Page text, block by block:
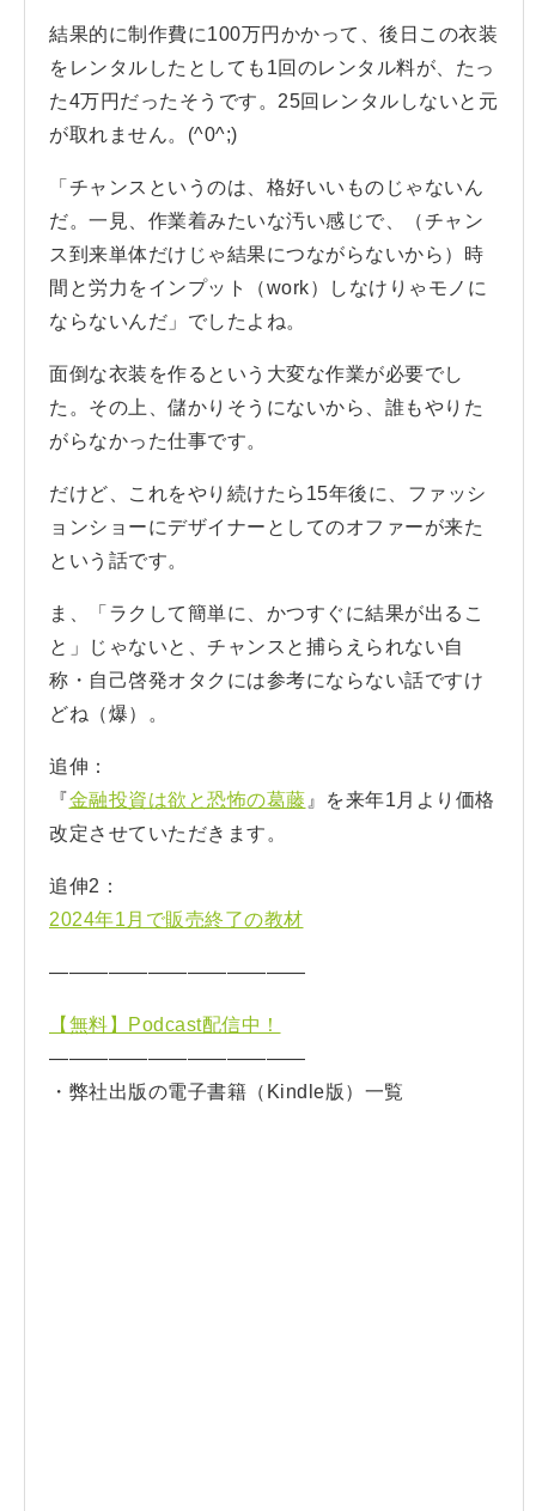
結果的に制作費に100万円かかって、後日この衣装
をレンタルしたとしても1回のレンタル料が、たっ
た4万円だったそうです。25回レンタルしないと元
が取れません。(^0^;)
「チャンスというのは、格好いいものじゃないん
だ。一見、作業着みたいな汚い感じで、（チャン
ス到来単体だけじゃ結果につながらないから）時
間と労力をインプット（work）しなけりゃモノに
ならないんだ」でしたよね。
面倒な衣装を作るという大変な作業が必要でし
た。その上、儲かりそうにないから、誰もやりた
がらなかった仕事です。
だけど、これをやり続けたら15年後に、ファッシ
ョンショーにデザイナーとしてのオファーが来た
という話です。
ま、「ラクして簡単に、かつすぐに結果が出るこ
と」じゃないと、チャンスと捕らえられない自
称・自己啓発オタクには参考にならない話ですけ
どね（爆）。
追伸：
『金融投資は欲と恐怖の葛藤 』を来年1月より価格
改定させていただきます。
追伸2：
2024年1月で販売終了の教材
—————————————
【無料】Podcast配信中！
—————————————
・弊社出版の電子書籍（Kindle版）一覧